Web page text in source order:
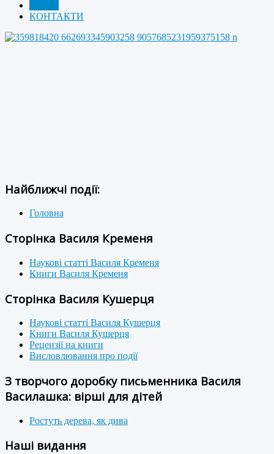
КОНТАКТИ
Найближчі події:
Головна
Сторінка Василя Кременя
Наукові статті Василя Кременя
Книги Василя Кременя
Сторінка Василя Кушерця
Наукові статті Василя Кушерця
Книги Василя Кушерця
Рецензії на книги
Висловлювання про події
З творчого доробку письменника Василя
Василашка: вірші для дітей
Ростуть дерева, як дива
Наші видання